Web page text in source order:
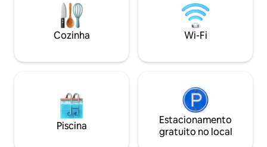
Localização privilegiada perto de
parques, shoppings, restaurantes, cafés,
a apenas 2 minutos de carro do Central
Park, a 5 minutos do Giga Mall, a 12
fases) e a 1 hora do aeroporto.
fechadura
acesso ao
alimentação,
do prédio para
Cozinha Wi-Fi
Piscina
Estacionamento
gratuito no local